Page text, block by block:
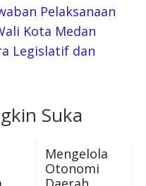
Pelaksanaan
Kota Medan
Legislatif dan
Suka
Mengelola
Otonomi